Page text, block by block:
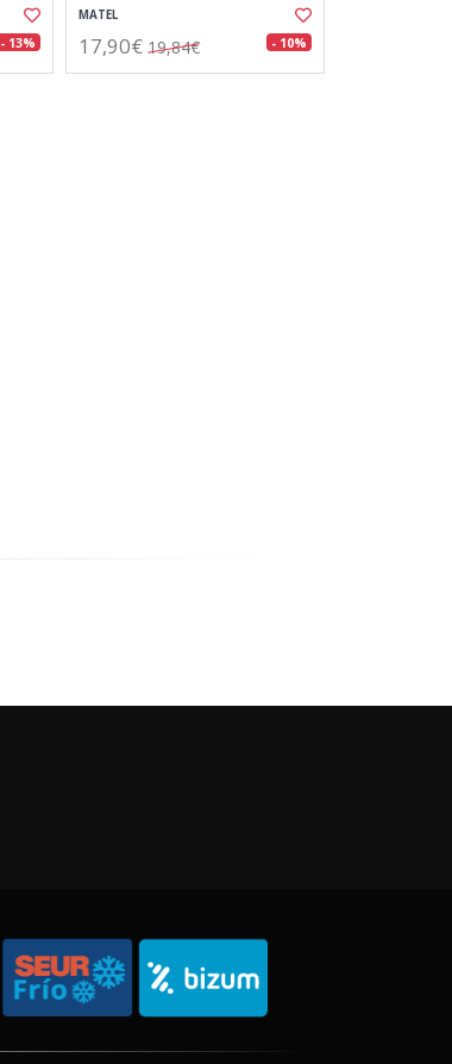
- 13%
MATEL
17,90€ 19,84€ - 10%